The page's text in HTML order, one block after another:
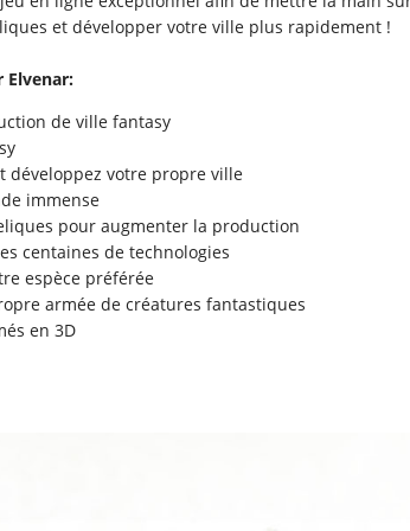
et développer votre ville plus rapidement !
Elvenar:
de ville fantasy
développez votre propre ville
immense
pour augmenter la production
centaines de technologies
espèce préférée
armée de créatures fantastiques
en 3D